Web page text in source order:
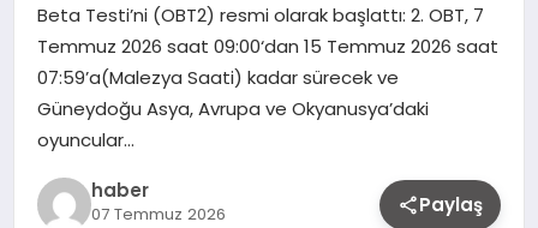
Beta Testi’ni (OBT2) resmi olarak başlattı: 2. OBT, 7
Temmuz 2026 saat 09:00‘dan 15 Temmuz 2026 saat
07:59’a(Malezya Saati) kadar sürecek ve
Güneydoğu Asya, Avrupa ve Okyanusya’daki
oyuncular…
haber
07 Temmuz 2026 Paylaş